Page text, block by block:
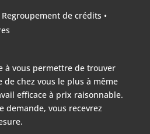
Regroupement de crédits •
à vous permettre de trouver
de chez vous le plus à même
efficace à prix raisonnable.
demande, vous recevrez